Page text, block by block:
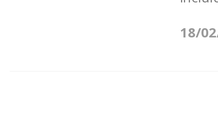
18/